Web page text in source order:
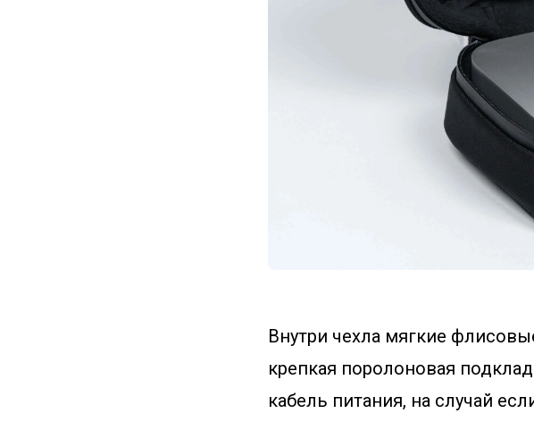
Внутри чехла мягкие
крепкая поролоновая
кабель питания, на случай